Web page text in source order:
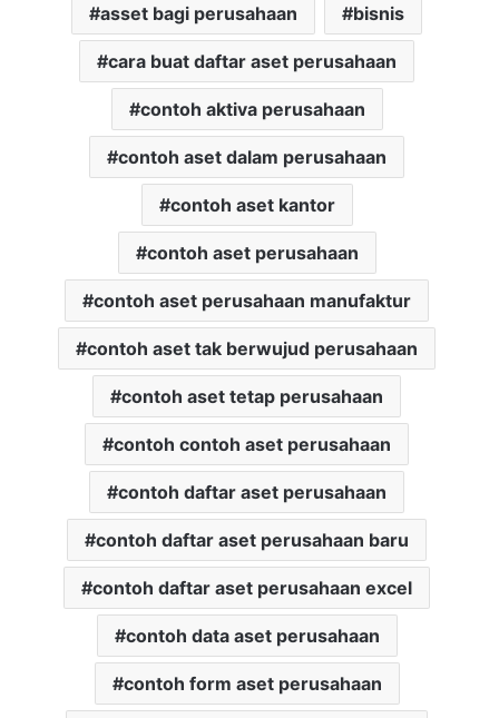
asset bagi perusahaan bisnis
cara buat daftar aset perusahaan
contoh aktiva perusahaan
contoh aset dalam perusahaan
contoh aset kantor
contoh aset perusahaan
contoh aset perusahaan manufaktur
contoh aset tak berwujud perusahaan
contoh aset tetap perusahaan
contoh contoh aset perusahaan
contoh daftar aset perusahaan
contoh daftar aset perusahaan baru
contoh daftar aset perusahaan excel
contoh data aset perusahaan
contoh form aset perusahaan